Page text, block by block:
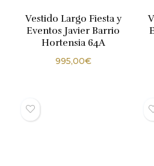
Vestido Largo Fiesta y
Eventos Javier Barrio
Hortensia 64A
995,00€